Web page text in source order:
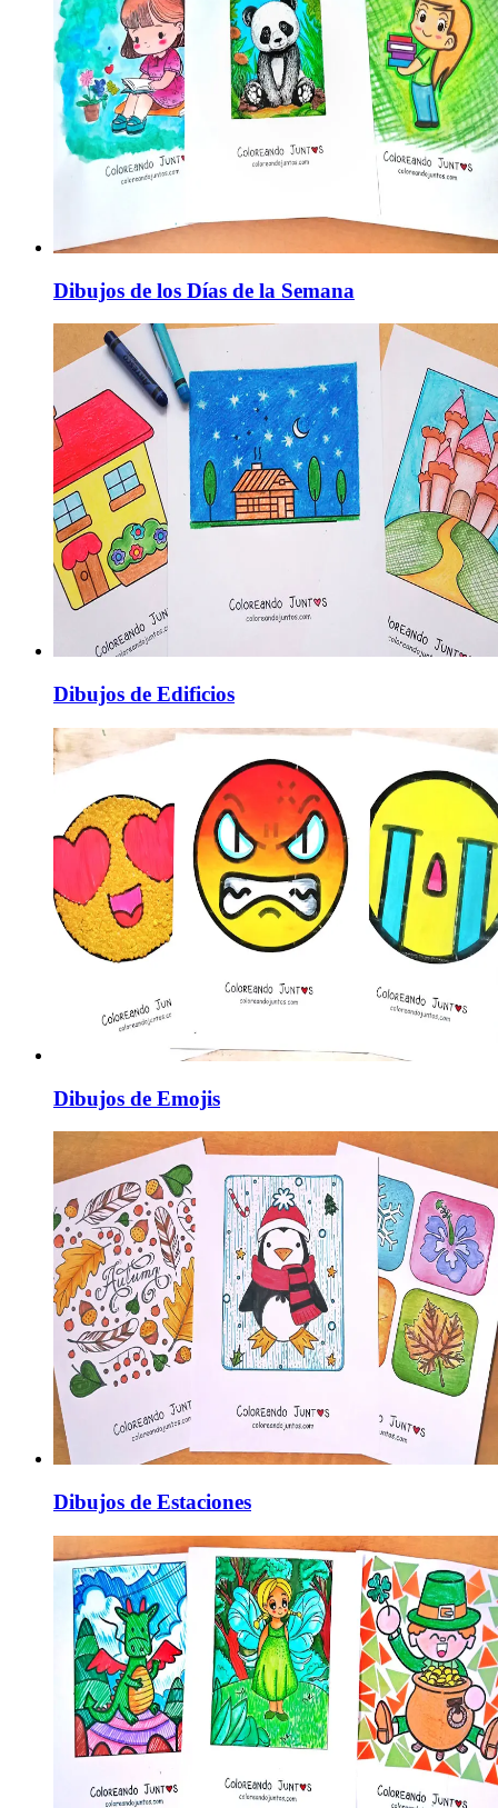
Dibujos de los Días de la Semana
Dibujos de Edificios
Dibujos de Emojis
Dibujos de Estaciones